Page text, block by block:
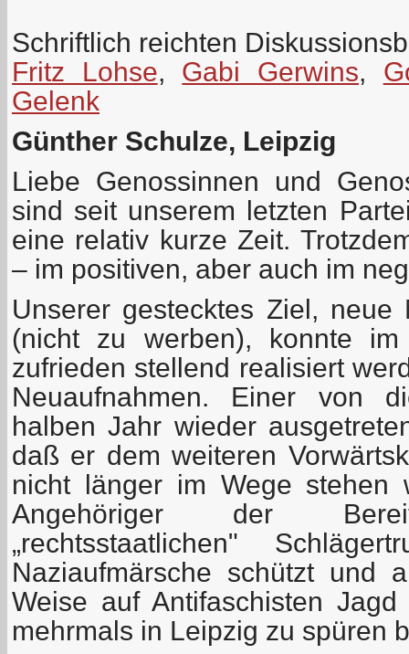
Schriftlich reichten
Fritz Lohse, Gabi Gerwins,
Gelenk
Günther Schulze, Leipzig
Liebe Genossinnen und
sind seit unserem letzten
eine relativ kurze Zeit.
– im positiven, aber auch im
Unserer gestecktes Ziel, neue
(nicht zu werben), konnte im
zufrieden stellend realisiert
Neuaufnahmen. Einer von
halben Jahr wieder
daß er dem weiteren
nicht länger im Wege stehen
Angehöriger der
„rechtsstaatlichen"
Naziaufmärsche schützt und
Weise auf Antifaschisten
mehrmals in Leipzig zu spüren